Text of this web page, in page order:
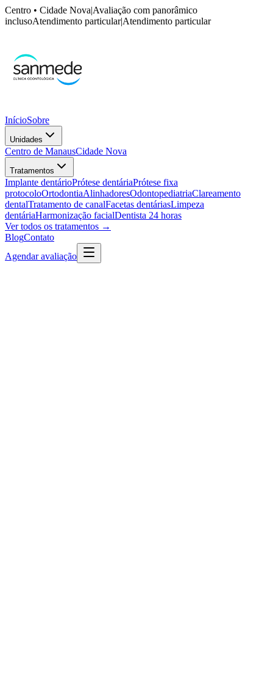
Centro • Cidade Nova|Avaliação com panorâmico
inclusoAtendimento particular|Atendimento particular
InícioSobre
Unidades
Centro de ManausCidade Nova
Tratamentos
Implante dentárioPrótese dentáriaPrótese fixa
protocoloOrtodontiaAlinhadoresOdontopediatriaClareamento
dentalTratamento de canalFacetas dentáriasLimpeza
dentáriaHarmonização facialDentista 24 horas
Ver todos os tratamentos →
BlogContato
Agendar avaliação